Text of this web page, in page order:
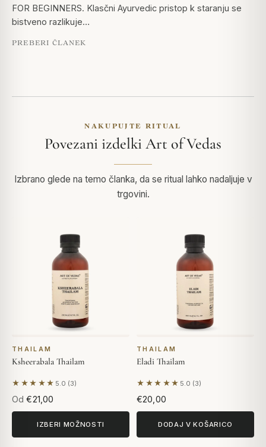
FOR BEGINNERS. Klasčni Ayurvedic pristop k staranju se
bistveno razlikuje…
PREBERI ČLANEK
NAKUPUJTE RITUAL
Povezani izdelki Art of Vedas
Izbrano glede na temo članka, da se ritual lahko nadaljuje v
trgovini.
THAILAM
Ksheerabala Thailam
★★★★★ 5.0 (3)
Na podlagi 3 mnenj
Od €21,00
IZBERI MOŽNOSTI
THAILAM
Eladi Thailam
★★★★★ 5.0 (3)
Na podlagi 3 mnenj
€20,00
DODAJ V KOŠARICO